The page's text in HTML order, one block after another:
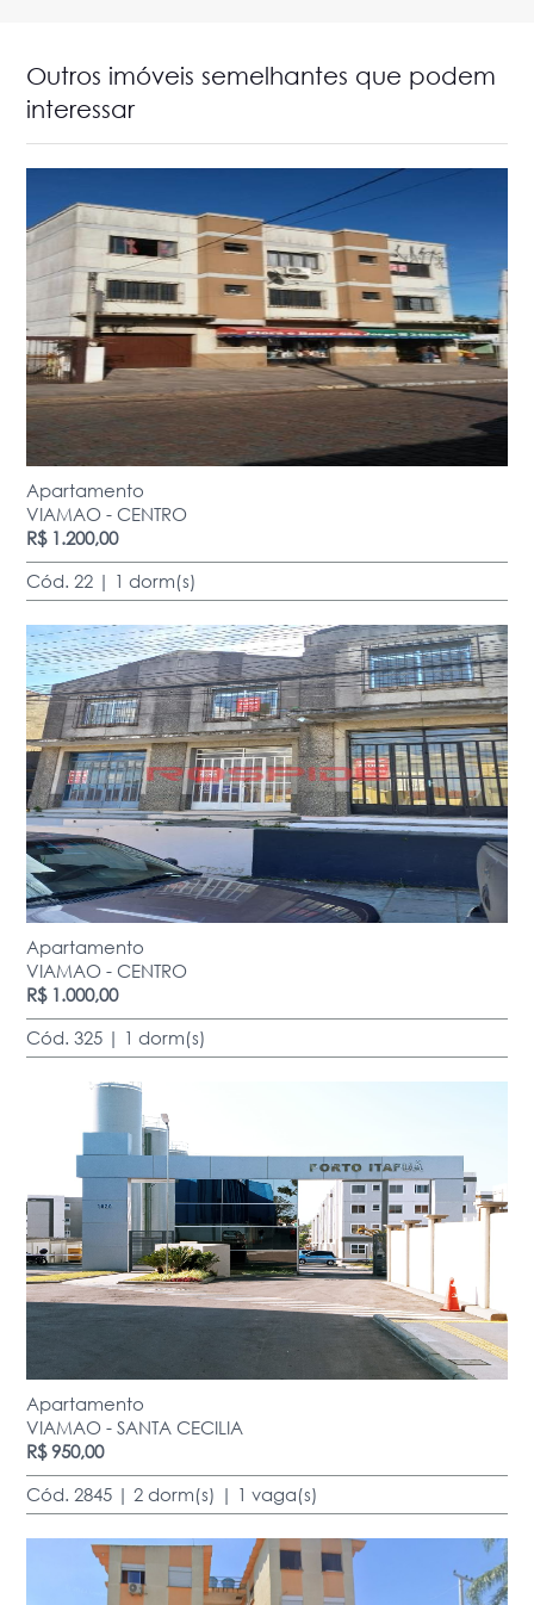
Outros imóveis semelhantes que podem
interessar
Apartamento
VIAMAO - CENTRO
R$ 1.200,00
Cód. 22 | 1 dorm(s)
Apartamento
VIAMAO - CENTRO
R$ 1.000,00
Cód. 325 | 1 dorm(s)
Apartamento
VIAMAO - SANTA CECILIA
R$ 950,00
Cód. 2845 | 2 dorm(s) | 1 vaga(s)